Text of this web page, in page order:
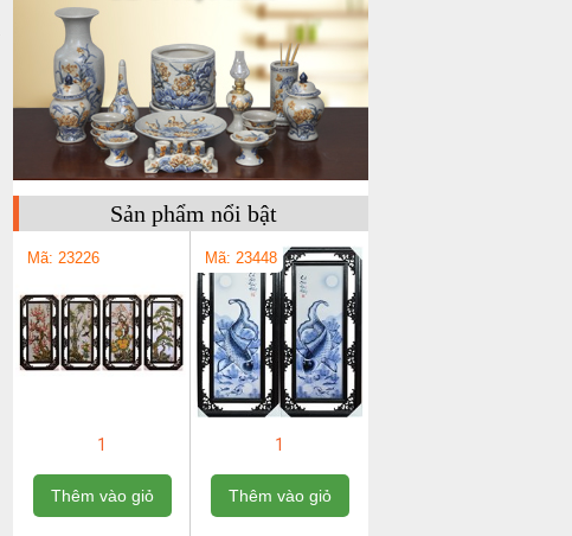
Sản phẩm nổi bật
Mã: 23226
1
Thêm vào giỏ
Mã: 23448
1
Thêm vào giỏ